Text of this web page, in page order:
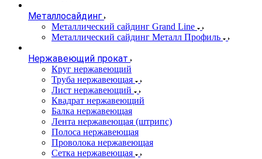
Металлосайдинг
Металлический сайдинг Grand Line
Металлический сайдинг Металл Профиль
Нержавеющий прокат
Круг нержавеющий
Труба нержавеющая
Лист нержавеющий
Квадрат нержавеющий
Балка нержавеющая
Лента нержавеющая (штрипс)
Полоса нержавеющая
Проволока нержавеющая
Сетка нержавеющая